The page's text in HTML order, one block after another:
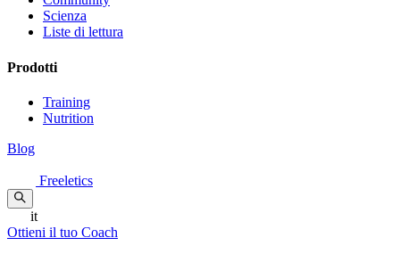
Scienza
Liste di lettura
Prodotti
Training
Nutrition
Blog
Freeletics
it
Ottieni il tuo Coach